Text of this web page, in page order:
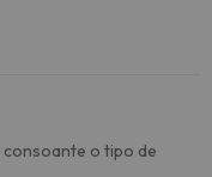
o tipo de